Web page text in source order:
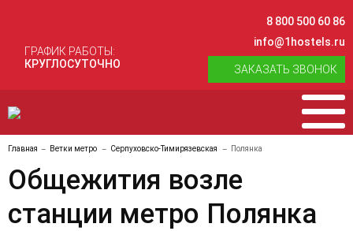
ГРАФИК РАБОТЫ:
КРУГЛОСУТОЧНО
8 800 500 60 86
info@1hostels.ru
ЗАКАЗАТЬ ЗВОНОК
Главная Ветки метро Серпуховско-Тимирязевская Полянка
Общежития возле
станции метро Полянка